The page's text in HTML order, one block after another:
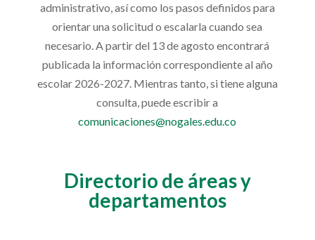
administrativo, así como los pasos definidos para
orientar una solicitud o escalarla cuando sea
necesario. A partir del 13 de agosto encontrará
publicada la información correspondiente al año
escolar 2026-2027. Mientras tanto, si tiene alguna
consulta, puede escribir a
comunicaciones@nogales.edu.co
Directorio de áreas y
departamentos